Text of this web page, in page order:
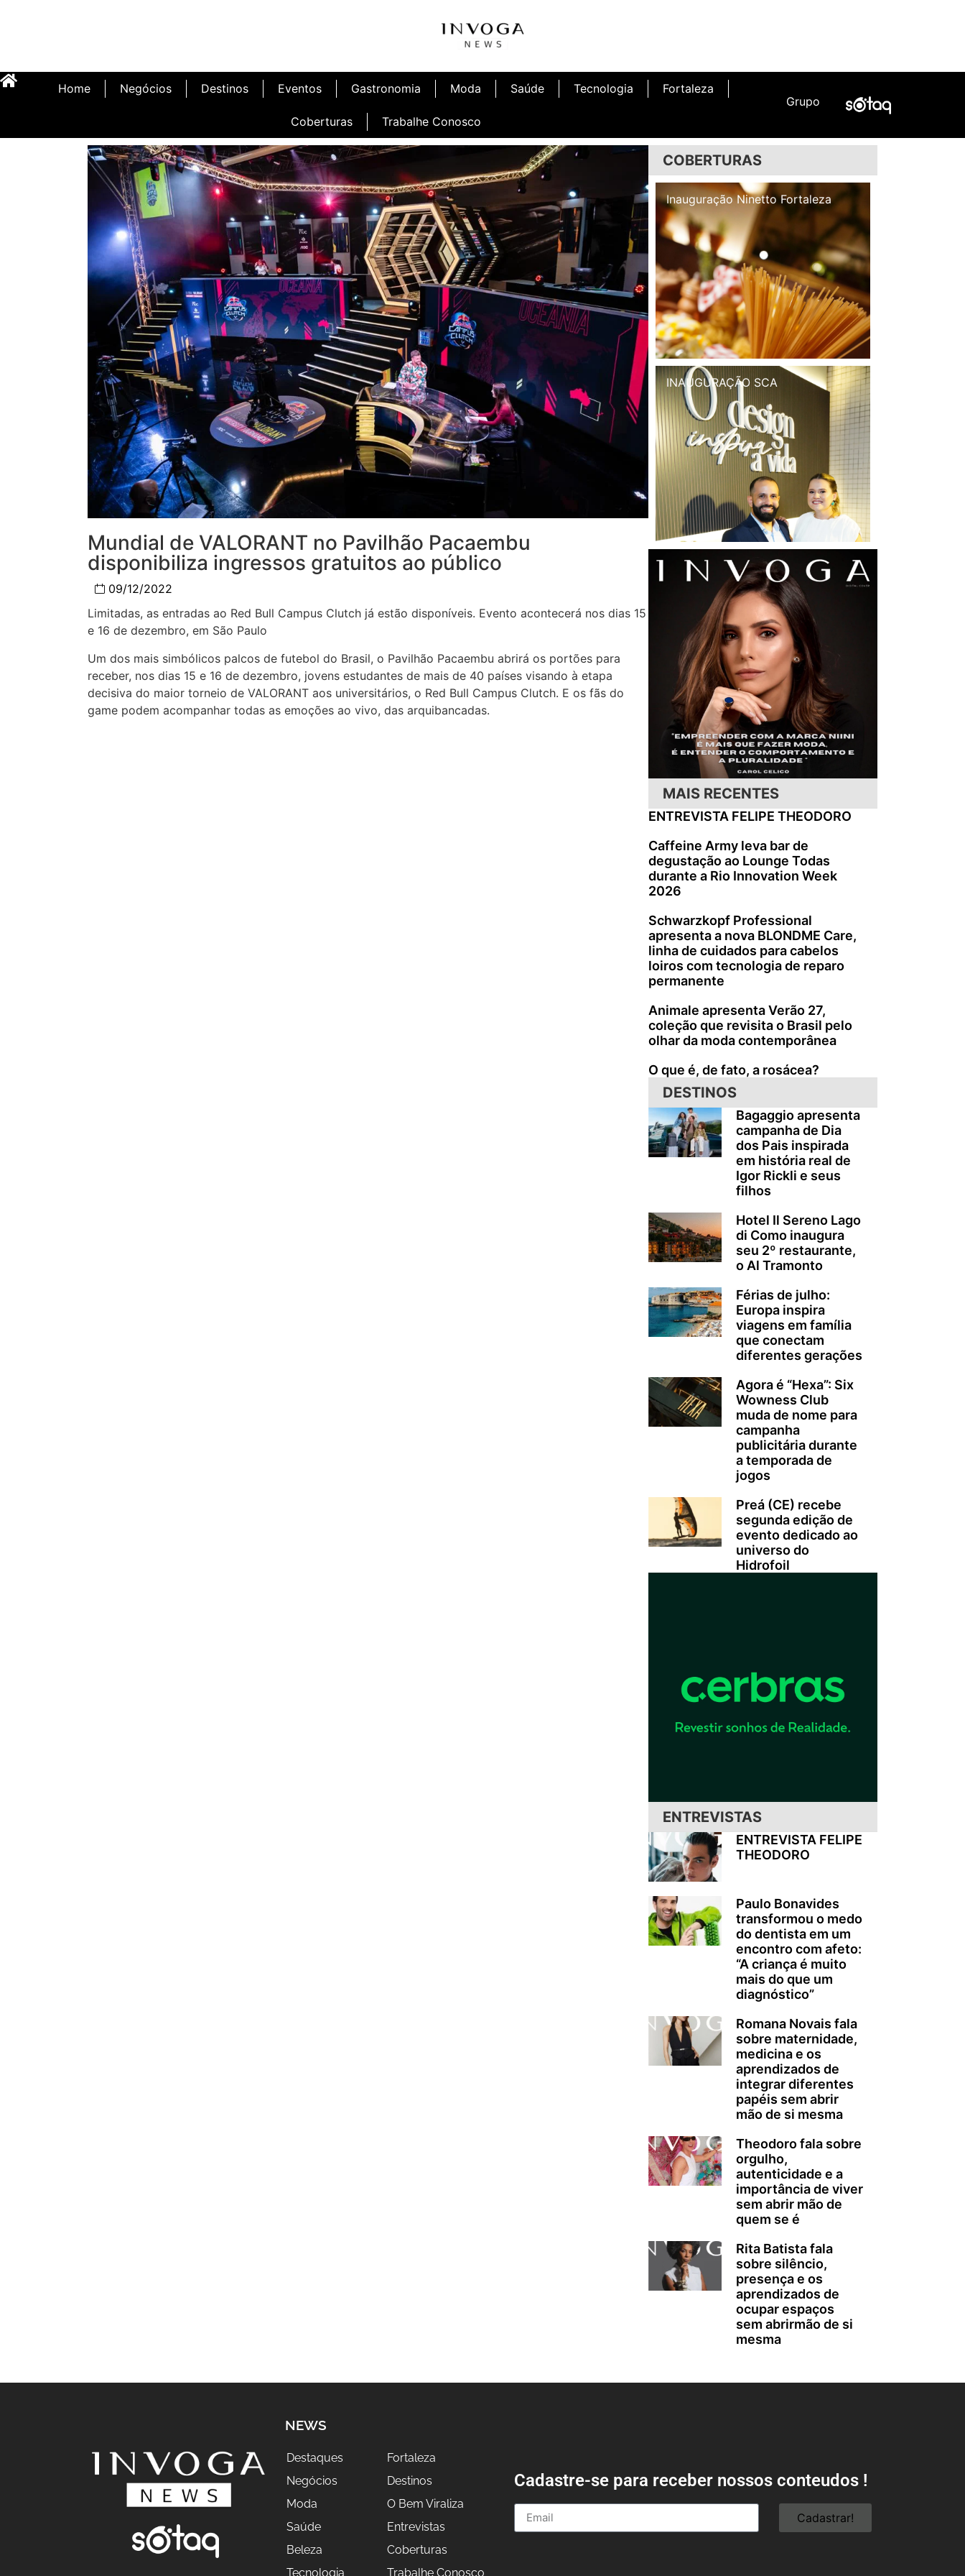
Home Negócios Destinos Eventos Gastronomia Moda Saúde Tecnologia Fortaleza
Coberturas Trabalhe Conosco
Grupo
Mundial de VALORANT no Pavilhão Pacaembu
disponibiliza ingressos gratuitos ao público
09/12/2022
Limitadas, as entradas ao Red Bull Campus Clutch já estão disponíveis. Evento acontecerá nos dias 15
e 16 de dezembro, em São Paulo
Um dos mais simbólicos palcos de futebol do Brasil, o Pavilhão Pacaembu abrirá os portões para
receber, nos dias 15 e 16 de dezembro, jovens estudantes de mais de 40 países visando à etapa
decisiva do maior torneio de VALORANT aos universitários, o Red Bull Campus Clutch. E os fãs do
game podem acompanhar todas as emoções ao vivo, das arquibancadas.
COBERTURAS
Inauguração Illa Café Inauguração Ninetto Fortaleza Inauguração Illa Café
INAUGURAÇÃO SCA
MAIS RECENTES
ENTREVISTA FELIPE THEODORO
Caffeine Army leva bar de
degustação ao Lounge Todas
durante a Rio Innovation Week
2026
Schwarzkopf Professional
apresenta a nova BLONDME Care,
linha de cuidados para cabelos
loiros com tecnologia de reparo
permanente
Animale apresenta Verão 27,
coleção que revisita o Brasil pelo
olhar da moda contemporânea
O que é, de fato, a rosácea?
DESTINOS
Bagaggio apresenta
campanha de Dia
dos Pais inspirada
em história real de
Igor Rickli e seus
filhos
Hotel Il Sereno Lago
di Como inaugura
seu 2º restaurante,
o Al Tramonto
Férias de julho:
Europa inspira
viagens em família
que conectam
diferentes gerações
Agora é “Hexa”: Six
Wowness Club
muda de nome para
campanha
publicitária durante
a temporada de
jogos
Preá (CE) recebe
segunda edição de
evento dedicado ao
universo do
Hidrofoil
ENTREVISTAS
ENTREVISTA FELIPE
THEODORO
Paulo Bonavides
transformou o medo
do dentista em um
encontro com afeto:
“A criança é muito
mais do que um
diagnóstico”
Romana Novais fala
sobre maternidade,
medicina e os
aprendizados de
integrar diferentes
papéis sem abrir
mão de si mesma
Theodoro fala sobre
orgulho,
autenticidade e a
importância de viver
sem abrir mão de
quem se é
Rita Batista fala
sobre silêncio,
presença e os
aprendizados de
ocupar espaços
sem abrirmão de si
mesma
NEWS
Destaques
Negócios
Moda
Saúde
Beleza
Tecnologia
Fortaleza
Destinos
O Bem Viraliza
Entrevistas
Coberturas
Trabalhe Conosco
Cadastre-se para receber nossos conteudos !
Cadastrar!